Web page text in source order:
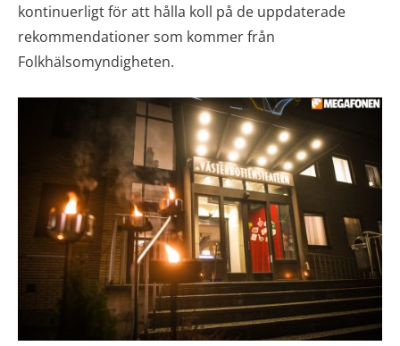
kontinuerligt för att hålla koll på de uppdaterade
rekommendationer som kommer från
Folkhälsomyndigheten.